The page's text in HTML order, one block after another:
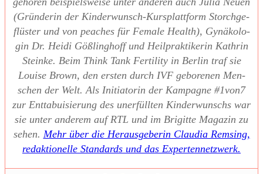
(Grün­de­rin der Kin­der­wunsch-Kurs­platt­form Storch­ge­
flüs­ter und von pea­ches für Fema­le Health), Gynä­ko­lo­
gin Dr. Hei­di Göß­ling­hoff und Heil­prak­ti­ke­rin Kath­rin
Stein­ke. Beim Think Tank Fer­ti­li­ty in Ber­lin traf sie
Loui­se Brown, den ers­ten durch IVF gebo­re­nen Men­
schen der Welt. Als Initia­to­rin der Kam­pa­gne #1von7
zur Ent­ta­bui­sie­rung des uner­füll­ten Kin­der­wunschs war
sie unter ande­rem auf RTL und im Bri­git­te Maga­zin zu
sehen. Mehr über die Her­aus­ge­be­rin Clau­dia Rem­sing,
redak­tio­nel­le Stan­dards und das Exper­ten­netz­werk.